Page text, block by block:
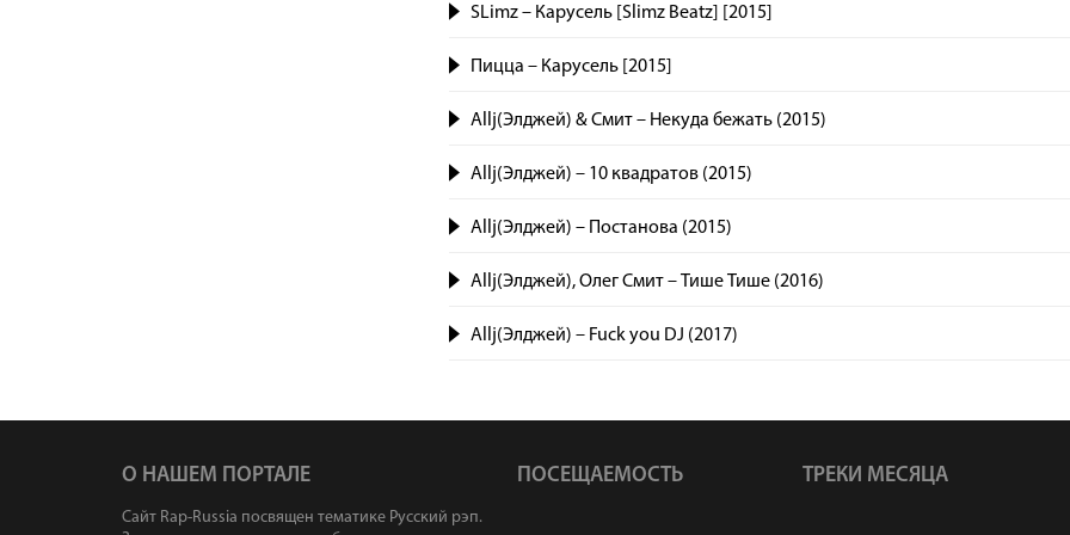
SLimz – Карусель [Slimz Beatz] [2015]
Пицца – Карусель [2015]
Allj(Элджей) & Смит – Некуда бежать (2015)
Allj(Элджей) – 10 квадратов (2015)
Allj(Элджей) – Постанова (2015)
Allj(Элджей), Олег Смит – Тише Тише (2016)
Allj(Элджей) – Fuck you DJ (2017)
О НАШЕМ ПОРТАЛЕ
Сайт Rap-Russia посвящен тематике Русский рэп.
ПОСЕЩАЕМОСТЬ ТРЕКИ МЕСЯЦА